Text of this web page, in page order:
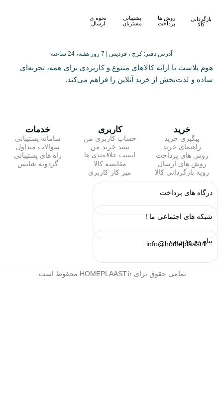
بازگردانی
کالا
روش ها
پرداخت
پشتیبانی
مشتریان
نحوه ی
ارسال
آدرس دفتر: کرج ، فردیس | 7 روز هفته، 24 ساعته
هوم پلاست با ارائه کالاهای متنوع و کاربردی برای همه، تجربه‌ای
ساده و لذت‌بخش از خرید آنلاین را فراهم می‌کند.
خرید
پیگیری خرید
راهنمای خرید
روش های پرداخت
روش های ارسال
رویه بازگردانی کالا
کاربری
حساب کاربری من
سبد خرید من
لیست علاقمندی ها
مقایسه کالا
میز کار کاربری
خدمات
سامانه پشتیبانی
سوالات متداول
راه های پشتیبانی
گردونه شانس
درگاه های پرداخت
شبکه های اجتماعی ما !
پیام به مدیریت
info@homeplaast.ir
تمامی حقوق برای HOMEPLAAST.ir محفوظ است.